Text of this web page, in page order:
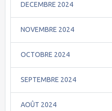
DECEMBRE 2024
NOVEMBRE 2024
OCTOBRE 2024
SEPTEMBRE 2024
AOÛT 2024